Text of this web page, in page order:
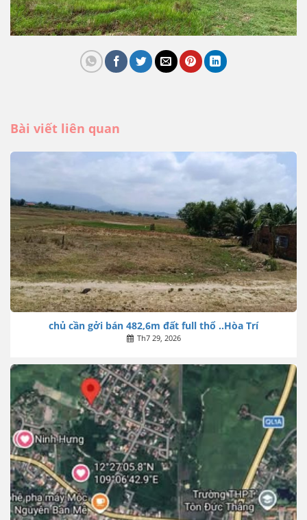
Bài viết liên quan
chủ cần gởi bán 482,6m đất full thổ ..Hòa Trí
Th7 29, 2026